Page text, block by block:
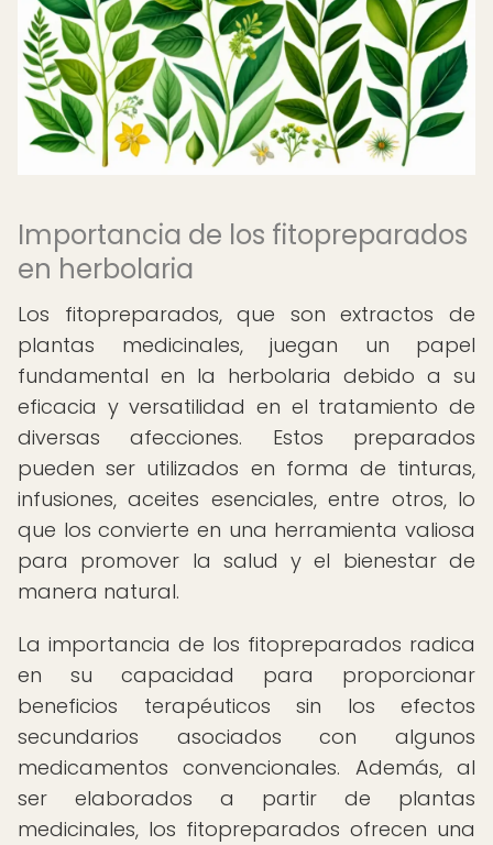
Importancia de los fitopreparados
en herbolaria
Los fitopreparados, que son extractos de
plantas medicinales, juegan un papel
fundamental en la herbolaria debido a su
eficacia y versatilidad en el tratamiento de
diversas afecciones. Estos preparados
pueden ser utilizados en forma de tinturas,
infusiones, aceites esenciales, entre otros, lo
que los convierte en una herramienta valiosa
para promover la salud y el bienestar de
manera natural.
La importancia de los fitopreparados radica
en su capacidad para proporcionar
beneficios terapéuticos sin los efectos
secundarios asociados con algunos
medicamentos convencionales. Además, al
ser elaborados a partir de plantas
medicinales, los fitopreparados ofrecen una